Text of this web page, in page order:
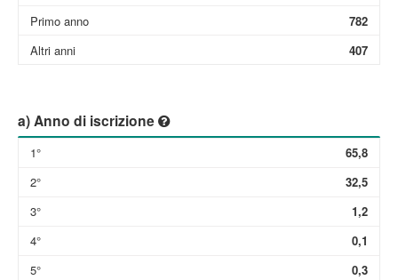
Primo anno
782
Altri anni
407
a) Anno di iscrizione
1°
2°
3°
4°
5°
65,8
32,5
1,2
0,1
0,3